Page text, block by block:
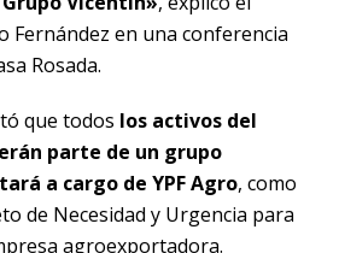
Fernández en una conferencia
Rosada.
que todos los activos del
parte de un grupo
a cargo de YPF Agro, como
de Necesidad y Urgencia para
agroexportadora.